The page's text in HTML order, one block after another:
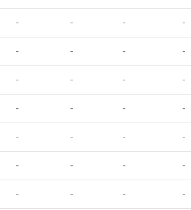
- - - -
- - - -
- - - -
- - - -
- - - -
- - - -
- - - -